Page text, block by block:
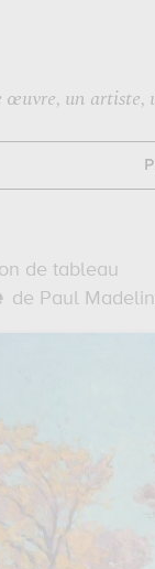
œuvre, un artiste,
de tableau
de Paul